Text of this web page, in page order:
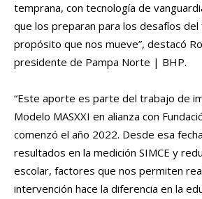
temprana, con tecnología de
que los preparan para los desafíos del
propósito que nos mueve”, destacó
presidente de Pampa Norte | BHP.
“Este aporte es parte del trabajo de
Modelo MASXXI en alianza con
comenzó el año 2022. Desde esa
resultados en la medición SIMCE y
escolar, factores que nos permiten
intervención hace la diferencia en la